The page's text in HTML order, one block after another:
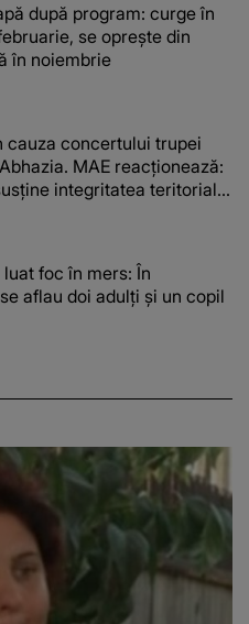
după program: curge în
se oprește din
în noiembrie
cauza concertului trupei
MAE reacționează:
integritatea teritorială
luat foc în mers: În
aflau doi adulți și un copil